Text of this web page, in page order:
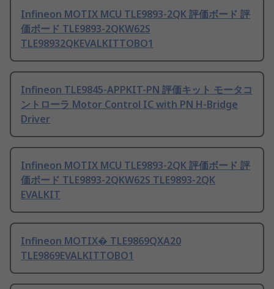
Infineon MOTIX MCU TLE9893-2QK 評価ボード 評
価ボード TLE9893-2QKW62S
TLE98932QKEVALKITTOBO1
Infineon TLE9845-APPKIT-PN 評価キット モータコ
ントローラ Motor Control IC with PN H-Bridge
Driver
Infineon MOTIX MCU TLE9893-2QK 評価ボード 評
価ボード TLE9893-2QKW62S TLE9893-2QK
EVALKIT
Infineon MOTIX� TLE9869QXA20
TLE9869EVALKITTOBO1